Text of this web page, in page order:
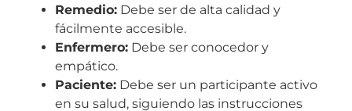
Remedio:Debe ser de alta calidad y
fácilmente accesible.
Enfermero:Debe ser conocedor y
empático.
Paciente:Debe ser un participante activo
en su salud, siguiendo las instrucciones